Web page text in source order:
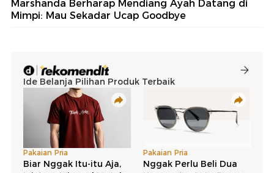
Marshanda Berharap Mendiang Ayah Datang di
Mimpi: Mau Sekadar Ucap Goodbye